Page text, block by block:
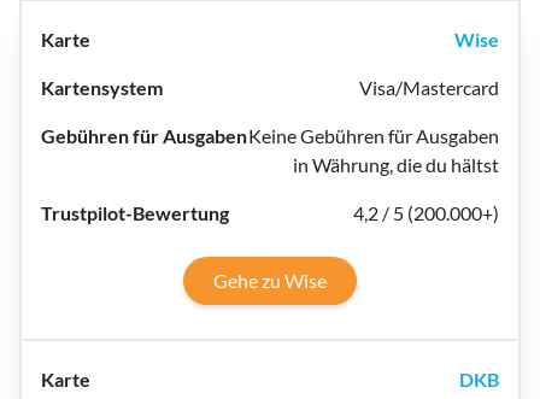
Wise
Visa/Mastercard
Keine Gebühren für Ausgaben
in Währung, die du hältst
4,2 / 5 (200.000+)
Gehe zu Wise
DKB